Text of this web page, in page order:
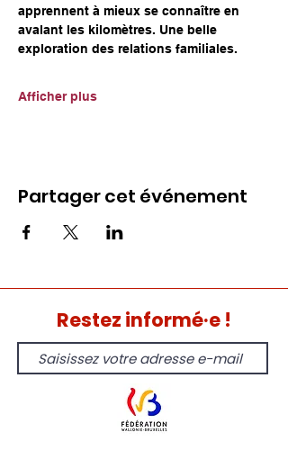
apprennent à mieux se connaître en
avalant les kilomètres. Une belle
exploration des relations familiales.
Afficher plus
Partager cet événement
Restez informé·e !